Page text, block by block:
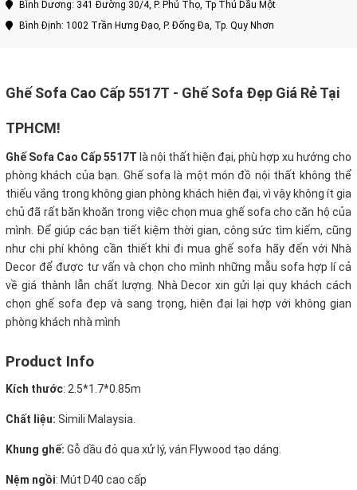
Bình Dương: 341 Đường 30/4, P. Phú Thọ, Tp Thủ Dầu Một
Bình Định: 1002 Trần Hưng Đạo, P. Đống Đa, Tp. Quy Nhơn
Ghế Sofa Cao Cấp 5517T - Ghế Sofa Đẹp Giá Rẻ Tại
TPHCM!
Ghế Sofa Cao Cấp 5517T là nội thất hiện đại, phù hợp xu hướng cho
phòng khách của bạn. Ghế sofa là một món đồ nội thất không thể
thiếu vắng trong không gian phòng khách hiện đại, vì vậy không ít gia
chủ đã rất băn khoăn trong việc chọn mua ghế sofa cho căn hộ của
mình. Để giúp các bạn tiết kiệm thời gian, công sức tìm kiếm, cũng
như chi phí không cần thiết khi đi mua ghế sofa hãy đến với Nhà
Decor để được tư vấn và chọn cho mình những mẫu sofa hợp lí cả
về giá thành lẫn chất lượng. Nhà Decor xin gửi lại quy khách cách
chọn ghế sofa đẹp và sang trọng, hiện đại lại hợp với không gian
phòng khách nhà mình
Product Info
Kích thước: 2.5*1.7*0.85m
Chất liệu: Simili Malaysia.
Khung ghế: Gỗ dầu đỏ qua xử lý, ván Flywood tạo dáng.
Nệm ngồi: Mút D40 cao cấp